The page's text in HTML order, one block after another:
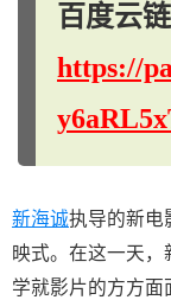
百度云链
https://
新海诚执导的新电
映式。在这一天
学就影片的方方面